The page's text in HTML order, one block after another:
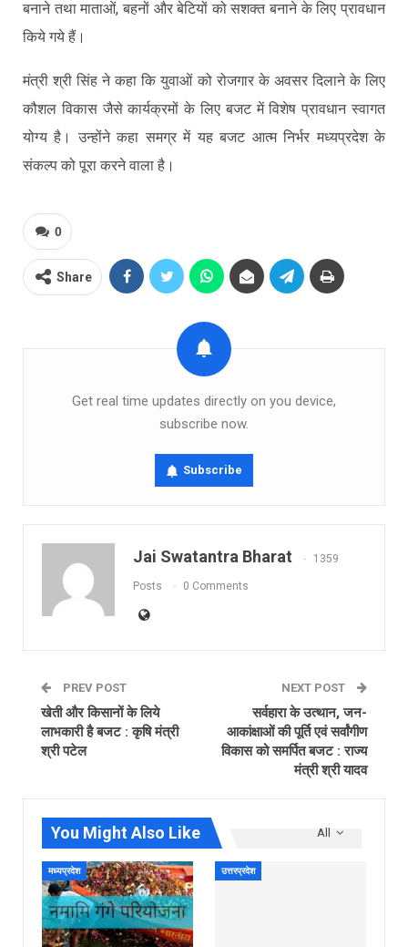
बनाने तथा माताओं, बहनों और बेटियों को सशक्त बनाने के लिए प्रावधान
किये गये हैं।
मंत्री श्री सिंह ने कहा कि युवाओं को रोजगार के अवसर दिलाने के लिए
कौशल विकास जैसे कार्यक्रमों के लिए बजट में विशेष प्रावधान स्वागत
योग्य है। उन्होंने कहा समग्र में यह बजट आत्म निर्भर मध्यप्रदेश के
संकल्प को पूरा करने वाला है।
0
Share
Get real time updates directly on you device,
subscribe now.
Subscribe
Jai Swatantra Bharat 1359
Posts 0 Comments
PREV POST
खेती और किसानों के लिये
लाभकारी है बजट : कृषि मंत्री
श्री पटेल
NEXT POST
सर्वहारा के उत्थान, जन-
आकांक्षाओं की पूर्ति एवं सर्वांगीण
विकास को समर्पित बजट : राज्य
मंत्री श्री यादव
All
You Might Also Like
मध्यप्रदेश उत्तरप्रदेश